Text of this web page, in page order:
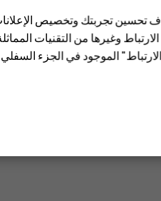
تحسين تجربتك وتخصيص
وغيرها من التقنيات
الموجود في الجزء